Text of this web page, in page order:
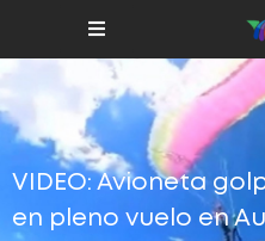
VIDEO: Avioneta
en pleno vuelo en